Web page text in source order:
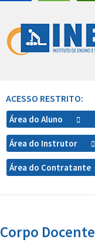
ACESSO RESTRITO:
Área do Aluno
Área do Instrutor
Área do Contratante
Corpo Docente